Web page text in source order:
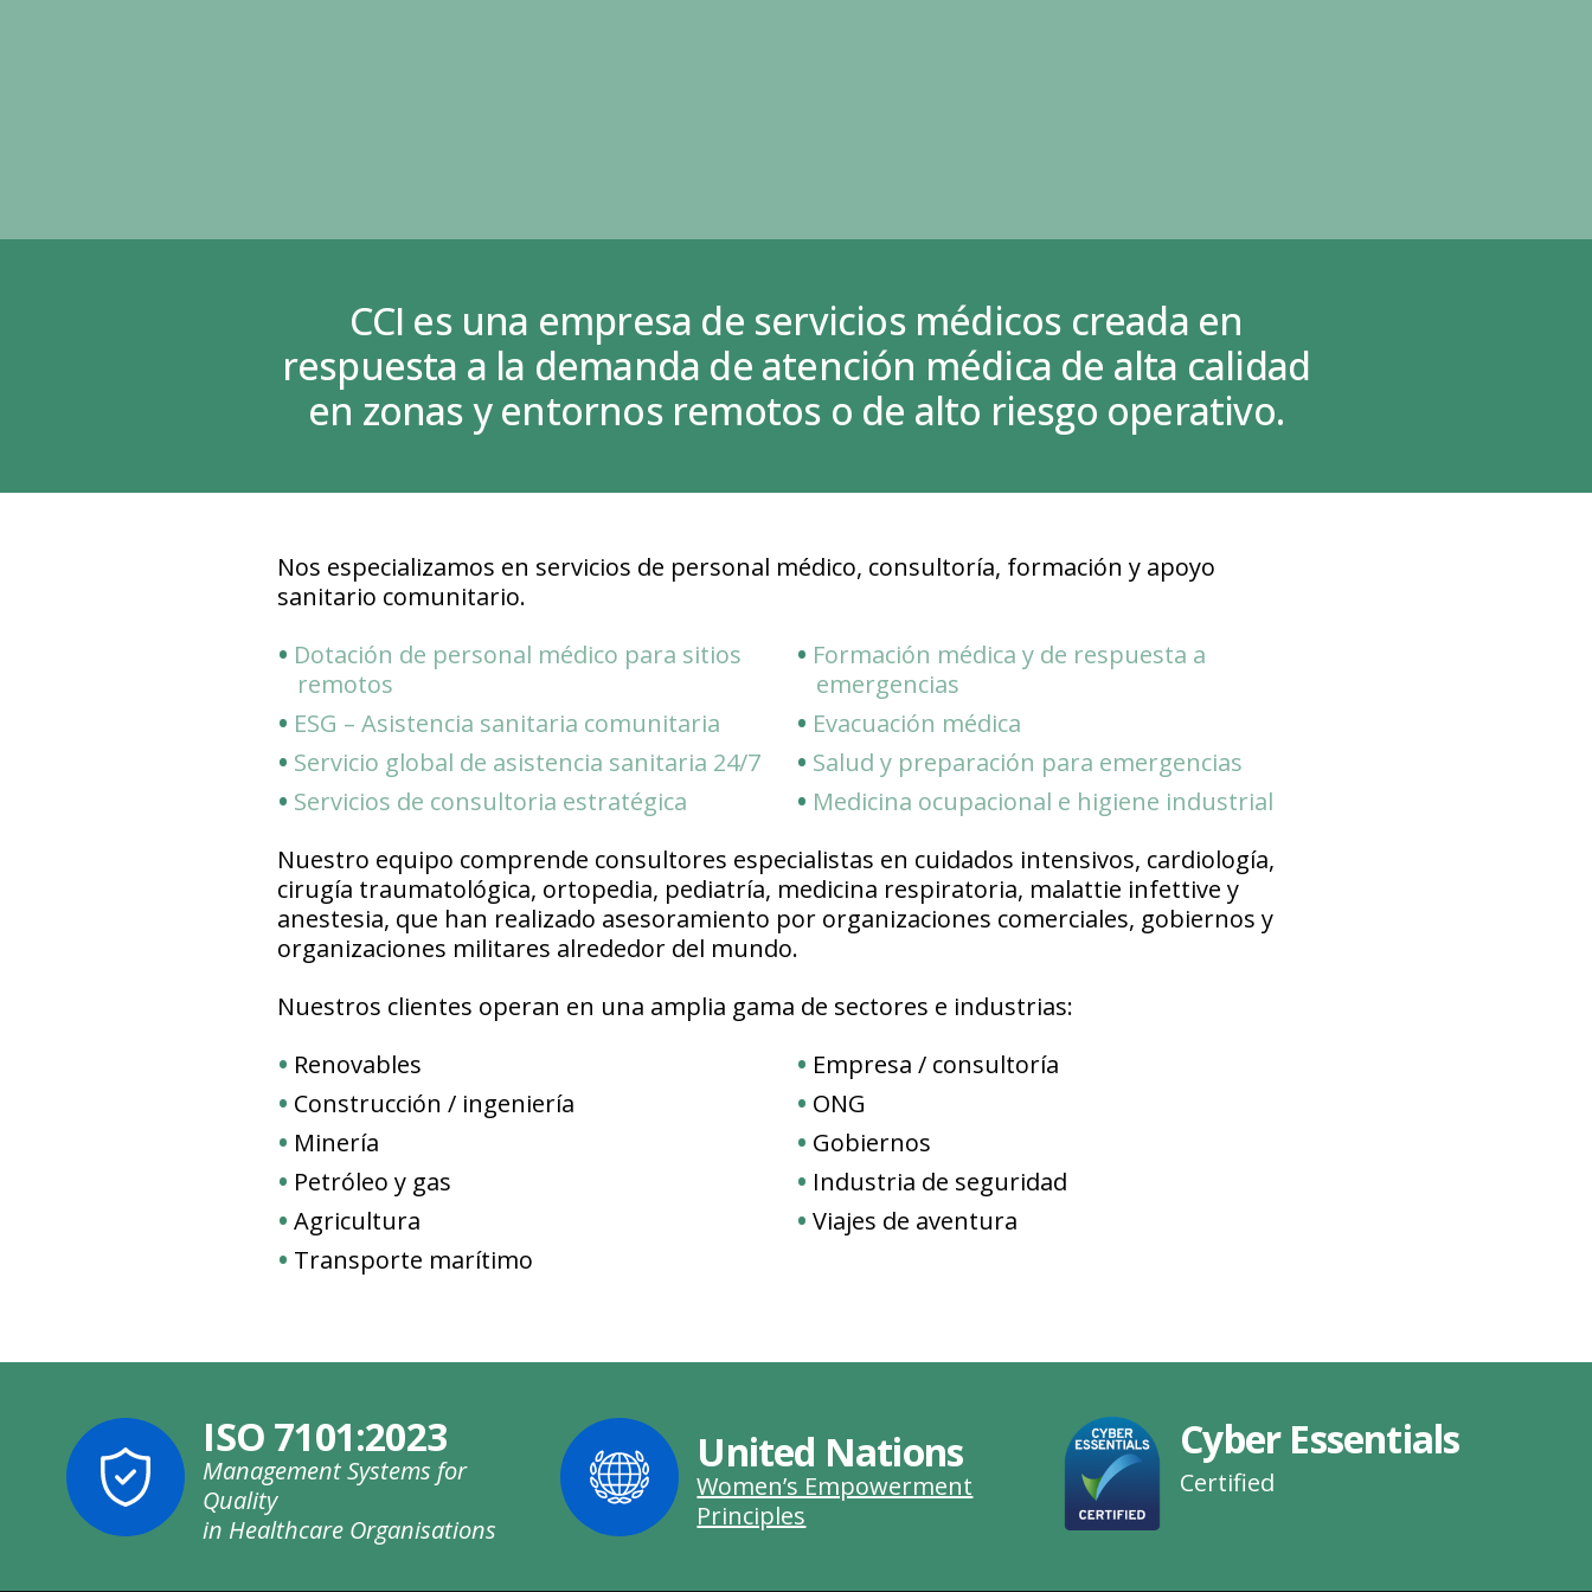
CCI es una empresa de servicios médicos creada en
respuesta a la demanda de atención médica de alta calidad
en zonas y entornos remotos o de alto riesgo operativo.
Nos especializamos en servicios de personal médico, consultoría, formación y apoyo
sanitario comunitario.
Dotación de personal médico para sitios
remotos
ESG – Asistencia sanitaria comunitaria
Servicio global de asistencia sanitaria 24/7
Servicios de consultoria estratégica
Formación médica y de respuesta a
emergencias
Evacuación médica
Salud y preparación para emergencias
Medicina ocupacional e higiene industrial
Nuestro equipo comprende consultores especialistas en cuidados intensivos, cardiología,
cirugía traumatológica, ortopedia, pediatría, medicina respiratoria, malattie infettive y
anestesia, que han realizado asesoramiento por organizaciones comerciales, gobiernos y
organizaciones militares alrededor del mundo.
Nuestros clientes operan en una amplia gama de sectores e industrias:
Renovables
Construcción / ingeniería
Minería
Petróleo y gas
Agricultura
Transporte marítimo
Empresa / consultoría
ONG
Gobiernos
Industria de seguridad
Viajes de aventura
ISO 7101:2023
Management Systems for
Quality
in Healthcare Organisations
United Nations
Women’s Empowerment
Principles
Cyber Essentials
Certified